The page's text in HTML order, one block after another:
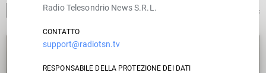
ARTICOLO PRECEDENTE
Radio Telesondrio News S.R.L.
CONTATTO
support@radiotsn.tv
RESPONSABILE DELLA PROTEZIONE DEI DATI